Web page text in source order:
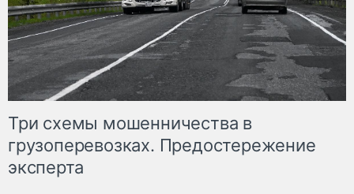
Три схемы мошенничества в
грузоперевозках. Предостережение
эксперта